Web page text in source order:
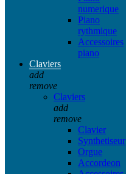
numerique
Piano
rythmique
Accessoires
piano
Claviers
add
remove
Claviers
add
remove
Clavier
Synthetiseur
Orgue
Accordeon